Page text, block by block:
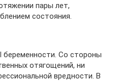
пары лет,
состояния.
Со стороны
отягощений, ни
вредности. В